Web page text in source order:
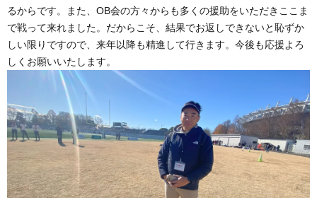
るからです。また、OB会の方々からも多くの援助をいただきここま
で戦って来れました。だからこそ、結果でお返しできないと恥ずか
しい限りですので、来年以降も精進して行きます。今後も応援よろ
しくお願いいたします。